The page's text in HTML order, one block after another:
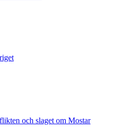
och slaget om Mostar